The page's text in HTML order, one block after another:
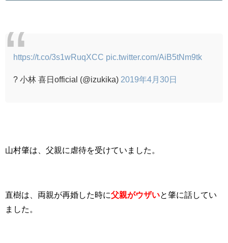
https://t.co/3s1wRuqXCC pic.twitter.com/AiB5tNm9tk
? 小林 喜日official (@izukika) 2019年4月30日
山村肇は、父親に虐待を受けていました。
直樹は、両親が再婚した時に父親がウザいと肇に話してい
ました。